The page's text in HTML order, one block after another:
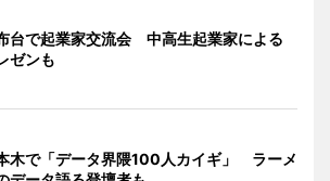
台で起業家交流会 中高生起業家による
ゼンも
木で「データ界隈100人カイギ」 ラーメ